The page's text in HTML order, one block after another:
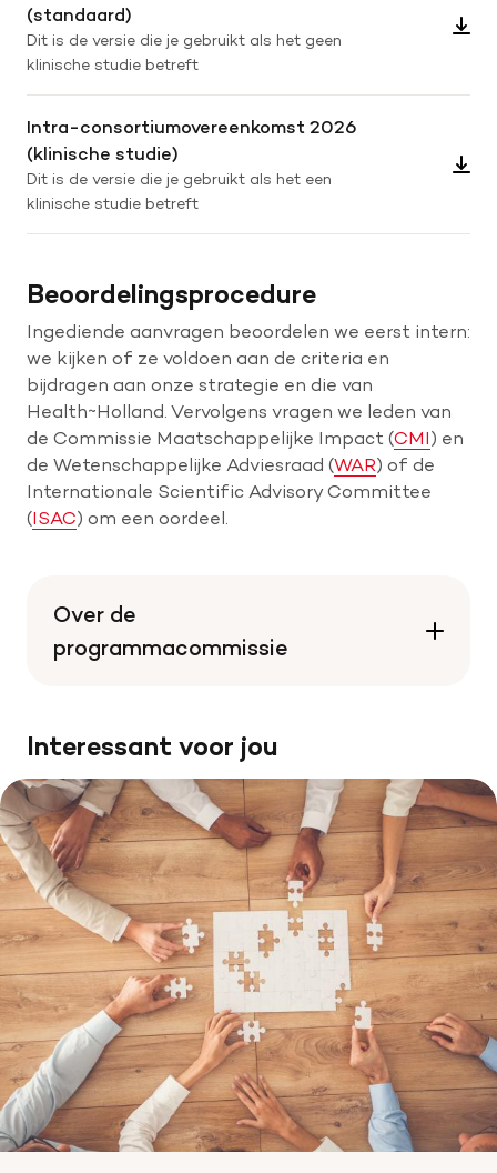
(standaard)
Dit is de versie die je gebruikt als het geen
klinische studie betreft
Intra-consortiumovereenkomst 2026
(klinische studie)
Dit is de versie die je gebruikt als het een
klinische studie betreft
Beoordelingsprocedure
Ingediende aanvragen beoordelen we eerst intern:
we kijken of ze voldoen aan de criteria en
bijdragen aan onze strategie en die van
Health~Holland. Vervolgens vragen we leden van
de Commissie Maatschappelijke Impact (CMI) en
de Wetenschappelijke Adviesraad (WAR) of de
Internationale Scientific Advisory Committee
(ISAC) om een oordeel.
Over de
programmacommissie
Interessant voor jou